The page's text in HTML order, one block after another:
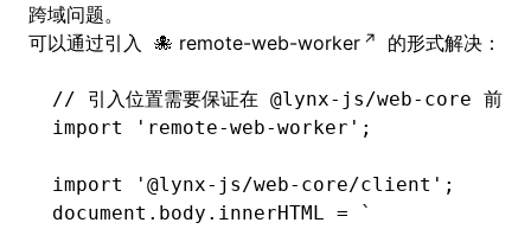
跨域问题。
可以通过引入
remote-web-worker 的形式解决：
// 引入位置需要保证在 @lynx-js/web-core 前
import
'remote-web-worker' ;
import '@lynx-js/web-core/client' ;
document . body .innerHTML = `